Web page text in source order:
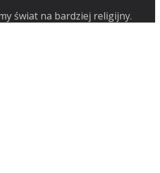
świat na bardziej religijny.